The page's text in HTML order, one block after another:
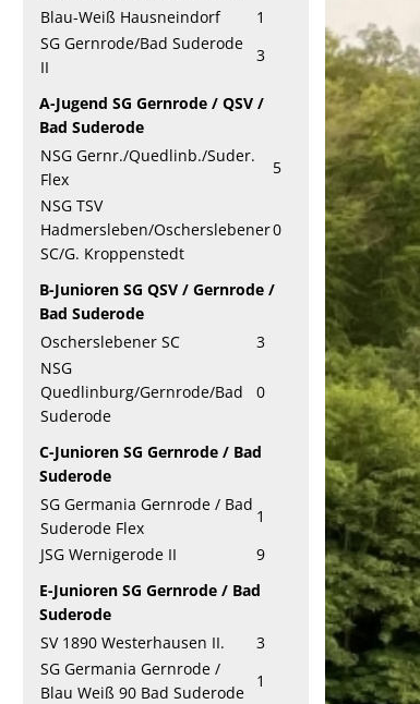
Blau-Weiß Hausneindorf
1
SG Gernrode/Bad Suderode
II
3
A-Jugend SG Gernrode / QSV /
Bad Suderode
NSG Gernr./Quedlinb./Suder.
Flex
5
NSG TSV
Hadmersleben/Oscherslebener
SC/G. Kroppenstedt
0
B-Junioren SG QSV / Gernrode /
Bad Suderode
Oscherslebener SC
3
NSG
Quedlinburg/Gernrode/Bad
Suderode
0
C-Junioren SG Gernrode / Bad
Suderode
SG Germania Gernrode / Bad
Suderode Flex
1
JSG Wernigerode II
9
E-Junioren SG Gernrode / Bad
Suderode
SV 1890 Westerhausen II.
3
SG Germania Gernrode /
Blau Weiß 90 Bad Suderode
1